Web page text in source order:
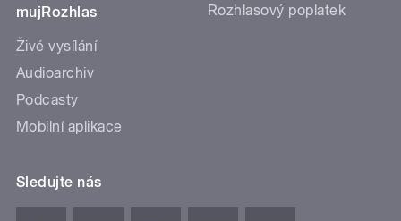
mujRozhlas
Živé vysílání
Audioarchiv
Podcasty
Mobilní aplikace
Rozhlasový poplatek
Sledujte nás